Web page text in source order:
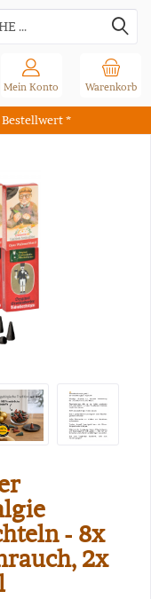
*
Warenkorb
Mein Konto
- 8x
2x